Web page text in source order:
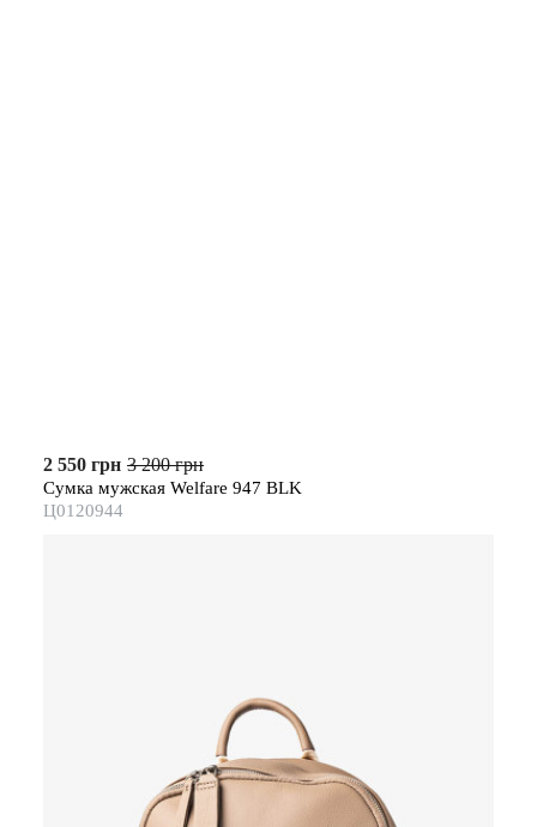
2 550 грн 3 200 грн
Сумка мужская Welfare 947 BLK
Ц0120944